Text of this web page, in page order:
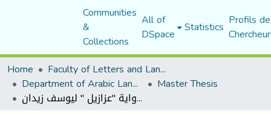
Communities
&
Collections
All of
DSpace Statistics Profils
Home
Faculty of Letters and Languages
Department of Arabic Language and Literature Master Thesis
البنية الزمكانية في رواية "عزازيل " ليوسف زيدان